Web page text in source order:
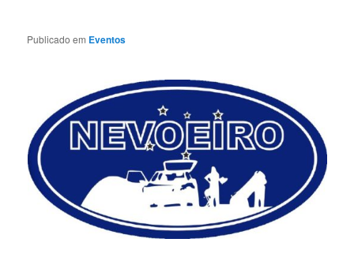
Publicado em Eventos